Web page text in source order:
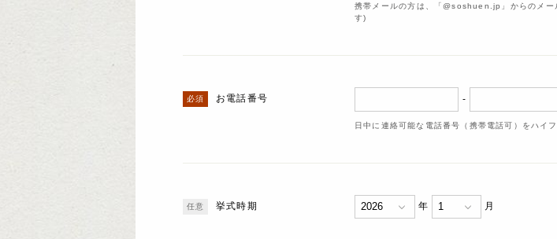
携帯メールの方は、「@soshuen.jp」からのメー
す)
お電話番号 -
日中に連絡可能な電話番号（携帯電話可）をハイ
挙式時期 年 月